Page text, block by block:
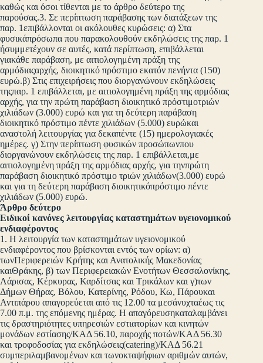
καθώς και όσοι τίθενται με το άρθρο δεύτερο της
παρούσας.3. Σε περίπτωση παράβασης των διατάξεων της
παρ. 1επιβάλλονται οι ακόλουθες κυρώσεις: α) Στα
φυσικάπρόσωπα που παρακολουθούν εκδηλώσεις της παρ. 1
ήσυμμετέχουν σε αυτές, κατά περίπτωση, επιβάλλεται
γιακάθε παράβαση, με αιτιολογημένη πράξη της
αρμόδιαςαρχής, διοικητικό πρόστιμο εκατόν πενήντα (150)
ευρώ.β) Στις επιχειρήσεις που διοργανώνουν εκδηλώσεις
τηςπαρ. 1 επιβάλλεται, με αιτιολογημένη πράξη της αρμόδιας
αρχής, για την πρώτη παράβαση διοικητικό πρόστιμοτριών
χιλιάδων (3.000) ευρώ και για τη δεύτερη παράβαση
διοικητικό πρόστιμο πέντε χιλιάδων (5.000) ευρώκαι
αναστολή λειτουργίας για δεκαπέντε (15) ημερολογιακές
ημέρες. γ) Στην περίπτωση φυσικών προσώπωνπου
διοργανώνουν εκδηλώσεις της παρ. 1 επιβάλλεται,με
αιτιολογημένη πράξη της αρμόδιας αρχής, για τηνπρώτη
παράβαση διοικητικό πρόστιμο τριών χιλιάδων(3.000) ευρώ
και για τη δεύτερη παράβαση διοικητικόπρόστιμο πέντε
χιλιάδων (5.000) ευρώ.
Άρθρο δεύτερο
Ειδικοί κανόνες λειτουργίας καταστημάτων υγειονομικού
ενδιαφέροντος
1. Η λειτουργία των καταστημάτων υγειονομικού
ενδιαφέροντος που βρίσκονται εντός των ορίων: α)
τωνΠεριφερειών Κρήτης και Ανατολικής Μακεδονίας
καιΘράκης, β) των Περιφερειακών Ενοτήτων Θεσσαλονίκης,
Λάρισας, Κέρκυρας, Καρδίτσας και Τρικάλων και γ)των
Δήμων Θήρας, Βόλου, Κατερίνης, Ρόδου, Κω, Πάρουκαι
Αντιπάρου απαγορεύεται από τις 12.00 τα μεσάνυχταέως τις
7.00 π.μ. της επόμενης ημέρας. Η απαγόρευσηκαταλαμβάνει
τις δραστηριότητες υπηρεσιών εστιατορίων και κινητών
μονάδων εστίασης/ΚΑΔ 56.10, παροχής ποτών/ΚΑΔ 56.30
και τροφοδοσίας για εκδηλώσεις(catering)/ΚΑΔ 56.21
συμπεριλαμβανομένων και τωνοκταψήφιων αριθμών αυτών,